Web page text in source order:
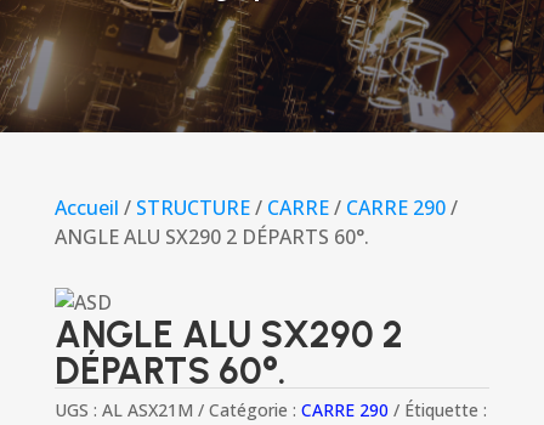
Accueil / STRUCTURE/ CARRE/ CARRE 290/
ANGLE ALU SX290 2 DÉPARTS 60°.
ANGLE ALU SX290 2
DÉPARTS 60°.
UGS : AL ASX21M Catégorie : CARRE 290
Étiquette :